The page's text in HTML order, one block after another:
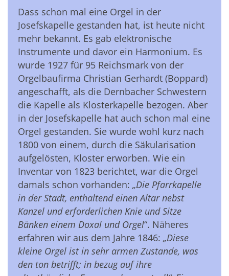
Dass schon mal eine Orgel in der
Josefskapelle gestanden hat, ist heute nicht
mehr bekannt. Es gab elektronische
Instrumente und davor ein Harmonium. Es
wurde 1927 für 95 Reichsmark von der
Orgelbaufirma Christian Gerhardt (Boppard)
angeschafft, als die Dernbacher Schwestern
die Kapelle als Klosterkapelle bezogen. Aber
in der Josefskapelle hat auch schon mal eine
Orgel gestanden. Sie wurde wohl kurz nach
1800 von einem, durch die Säkularisation
aufgelösten, Kloster erworben. Wie ein
Inventar von 1823 berichtet, war die Orgel
damals schon vorhanden: „Die Pfarrkapelle
in der Stadt, enthaltend einen Altar nebst
Kanzel und erforderlichen Knie und Sitze
Bänken einem Doxal und Orgel“. Näheres
erfahren wir aus dem Jahre 1846: „Diese
kleine Orgel ist in sehr armen Zustande, was
den ton betrifft; in bezug auf ihre